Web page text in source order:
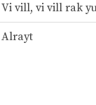
Vi vill, vi vill rak
Alrayt